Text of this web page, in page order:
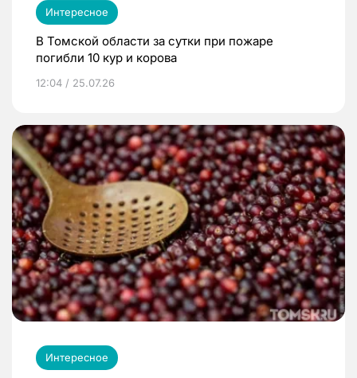
Интересное
В Томской области за сутки при пожаре
погибли 10 кур и корова
12:04 / 25.07.26
Интересное